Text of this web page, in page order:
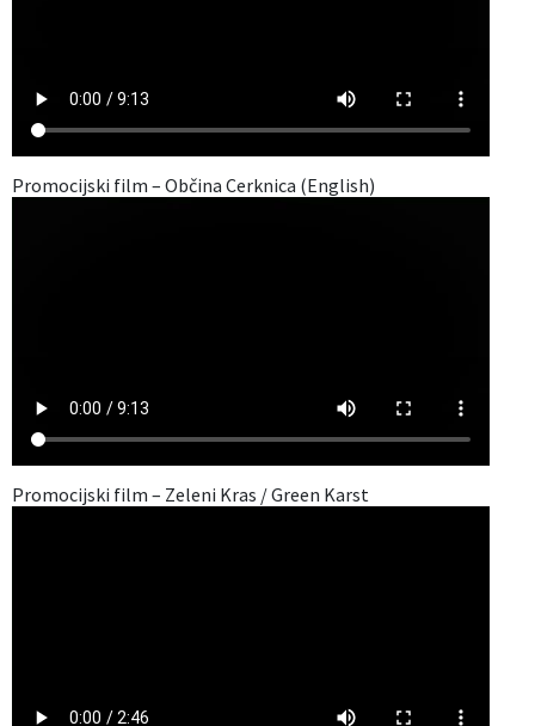
Promocijski film – Občina Cerknica (English)
Promocijski film – Zeleni Kras / Green Karst